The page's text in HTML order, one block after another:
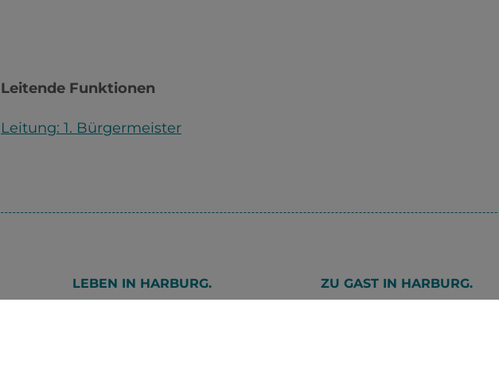
Leitende Funktionen
Leitung: 1. Bürgermeister
LEBEN IN HARBURG. ZU GAST IN HARBURG.